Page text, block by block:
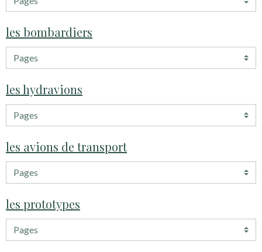
les bombardiers
les hydravions
les avions de transport
les prototypes